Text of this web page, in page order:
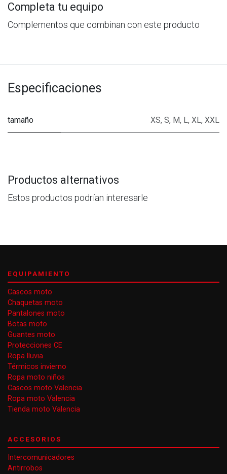
Completa tu equipo
Complementos que combinan con este producto
Especificaciones
tamaño XS, S, M, L, XL, XXL
Productos alternativos
Estos productos podrían interesarle
EQUIPAMIENTO
Cascos moto
Chaquetas moto
Pantalones moto
Botas moto
Guantes moto
Protecciones CE
Ropa lluvia
Térmicos invierno
Ropa moto niños
Cascos moto Valencia
Ropa moto Valencia
Tienda moto Valencia
ACCESORIOS
Intercomunicadores
Antirrobos